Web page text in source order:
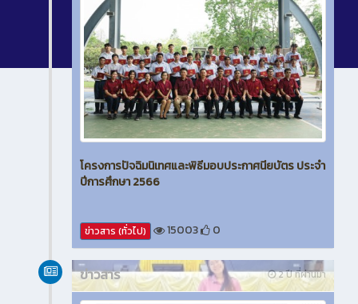
โครงการปัจฉิมนิเทศและพิธีมอบประกาศนียบัตร ประจำ
ปีการศึกษา 2566
ข่าวสาร (ทั่วไป) 15003 0
2 ปี ที่ผ่านมา
ข่าวสาร